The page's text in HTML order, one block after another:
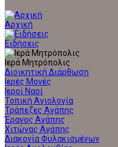
Αρχική
Ειδήσεις
Ιερά Μητρόπολις
Διοικητική Διάρθωση
Ιερές Μονές
Ιεροί Ναοί
Τοπική Αγιολογία
Τράπεζες Αγάπης
Έρανος Αγάπης
Χιτώνας Αγάπης
Διακονία Φυλακισμένων